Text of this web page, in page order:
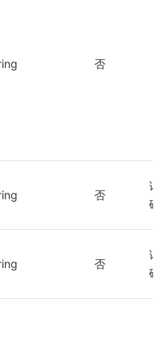
否
否
详
碰
否
详
碰